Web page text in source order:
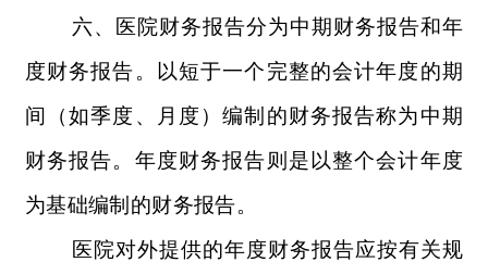
六、医院财务报告分为中期财务报告和年
度财务报告。以短于一个完整的会计年度的期
间（如季度、月度）编制的财务报告称为中期
财务报告。年度财务报告则是以整个会计年度
为基础编制的财务报告。
医院对外提供的年度财务报告应按有关规